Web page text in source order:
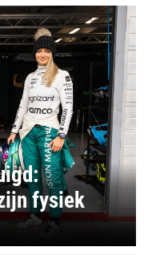
fysiek